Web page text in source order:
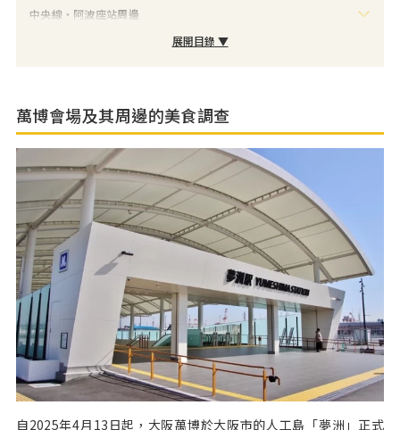
中央線・阿波座站周邊
展開目錄 ▼
萬博會場及其周邊的美食調查
自2025年4月13日起，大阪萬博於大阪市的人工島「夢洲」正式